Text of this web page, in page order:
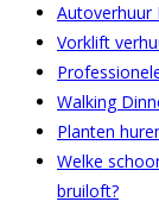
Autoverhuur
Vorklift
Walking
Planten
Welke
bruiloft?